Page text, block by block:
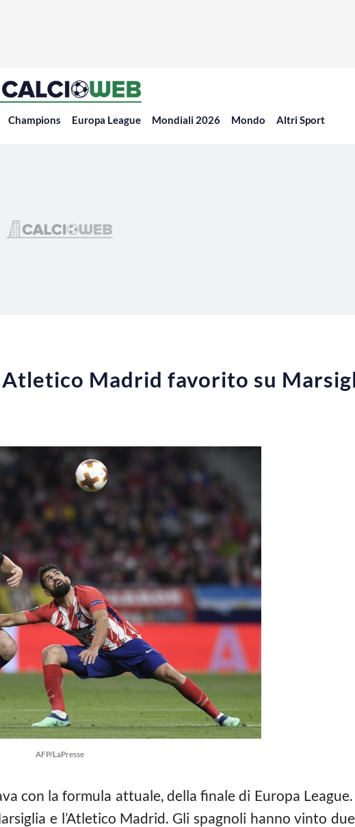
Champions Europa League Mondiali 2026 Mondo Altri Sport
Atletico Madrid favorito su
AFP/LaPresse
con la formula attuale, della finale di Europa
e l’Atletico Madrid. Gli spagnoli hanno vinto